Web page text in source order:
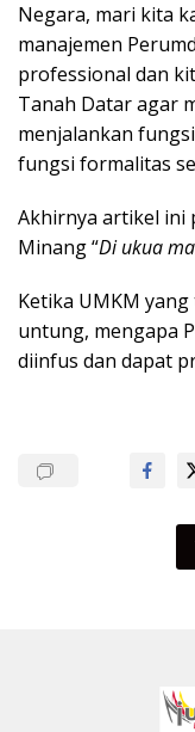
Negara, mari kita
manajemen
professional dan
Tanah Datar agar
menjalankan
fungsi formalitas
Akhirnya artikel ini
Minang “Di ukua
Ketika UMKM
untung, mengapa
diinfus dan dapat